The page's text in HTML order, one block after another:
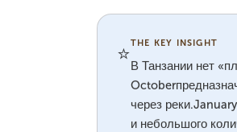
⭐THE KEY INSIGHT
В Танзании нет
через
и небольшого